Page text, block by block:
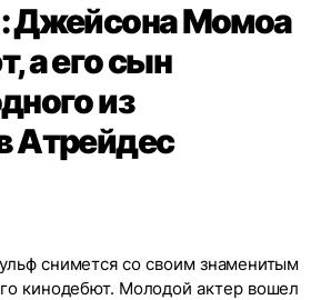
Джейсона Момоа
а его сын
из
Атрейдес
снимется со своим знаменитым
кинодебют. Молодой актер вошел